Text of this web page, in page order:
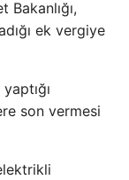
ek vergiye
son vermesi